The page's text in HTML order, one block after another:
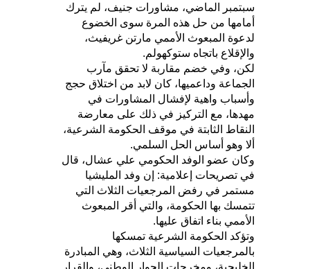
سبتمبر الماضي، مشاورات جنيف، لم يترك
أمامها من حل هذه المرة سوى الخضوع
لدعوة المبعوث الأممي مارتن غريفيث،
والإقلاع باتجاه ستوكهولم.
لكن، وفي خضم مقاربة لا تحقق مآرب
الجماعة وداعميها، كان لابد من اختلاق حجج
وأسباب واهية لإفشال المشاورات في
مهدها، مع التركيز في ذلك على معارضة
النقاط الثابتة في موقف الحكومة الشرعية،
ألا وهو أساس الحل السلمي.
وكان عضو الوفد الحكومي علي عشال، قال
في تصريحات إعلامية: إن وفد المليشيا
مستمر في رفض المرجعيات الثلاث التي
تتمسك بها الحكومة، والتي أقر المبعوث
الأممي بناء اتفاق عليها.
وتؤكد الحكومة الشرعية تمسكها
بالمرجعيات السياسية الثلاث، وهي المبادرة
الخليجية، ومخرجات الحوار الوطني، والقرار